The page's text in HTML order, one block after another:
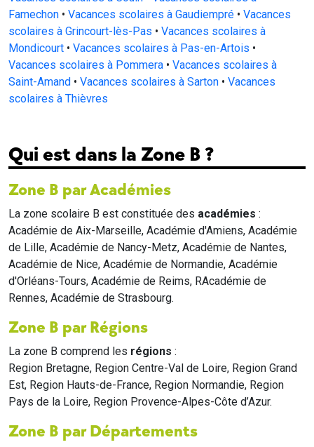
Famechon • Vacances scolaires à Gaudiempré • Vacances
scolaires à Grincourt-lès-Pas • Vacances scolaires à
Mondicourt • Vacances scolaires à Pas-en-Artois •
Vacances scolaires à Pommera • Vacances scolaires à
Saint-Amand • Vacances scolaires à Sarton • Vacances
scolaires à Thièvres
Qui est dans la Zone B ?
Zone B par Académies
La zone scolaire B est constituée des académies :
Académie de Aix-Marseille, Académie d'Amiens, Académie
de Lille, Académie de Nancy-Metz, Académie de Nantes,
Académie de Nice, Académie de Normandie, Académie
d'Orléans-Tours, Académie de Reims, RAcadémie de
Rennes, Académie de Strasbourg.
Zone B par Régions
La zone B comprend les régions :
Region Bretagne, Region Centre-Val de Loire, Region Grand
Est, Region Hauts-de-France, Region Normandie, Region
Pays de la Loire, Region Provence-Alpes-Côte d’Azur.
Zone B par Départements